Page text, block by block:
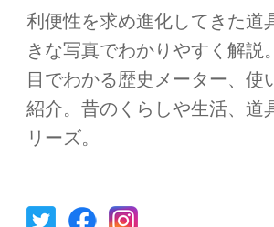
利便性を求め進化してきた道
きな写真でわかりやすく解説
目でわかる歴史メーター、使
紹介。昔のくらしや生活、道
リーズ。